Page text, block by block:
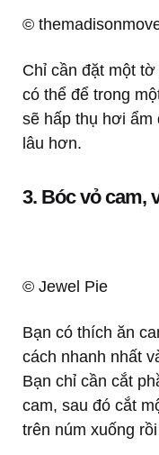
©
Chỉ cần đặt một
có thể để trong
sẽ hấp thụ hơi
lâu hơn.
3. Bóc vỏ cam,
© Jewel Pie
Bạn có thích ăn
cách nhanh nhất
Bạn chỉ cần cắt
cam, sau đó cắt
trên núm xuống